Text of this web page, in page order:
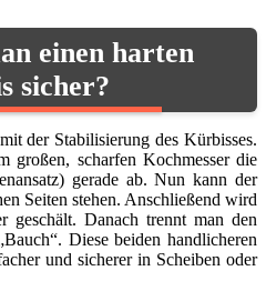
einen harten
sicher?
der Stabilisierung des Kürbisses.
großen, scharfen Kochmesser die
gerade ab. Nun kann der
Seiten stehen. Anschließend wird
geschält. Danach trennt man den
Diese beiden handlicheren
und sicherer in Scheiben oder